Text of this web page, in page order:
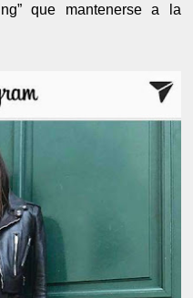
que mantenerse a la